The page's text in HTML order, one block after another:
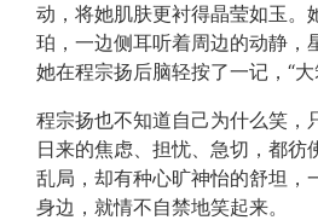
动，将她肌肤更衬得晶莹如玉。
珀，一边侧耳听着周边的动静，
她在程宗扬后脑轻按了一记，“
程宗扬也不知道自己为什么笑，
日来的焦虑、担忧、急切，都彷
乱局，却有种心旷神怡的舒坦，
身边，就情不自禁地笑起来。